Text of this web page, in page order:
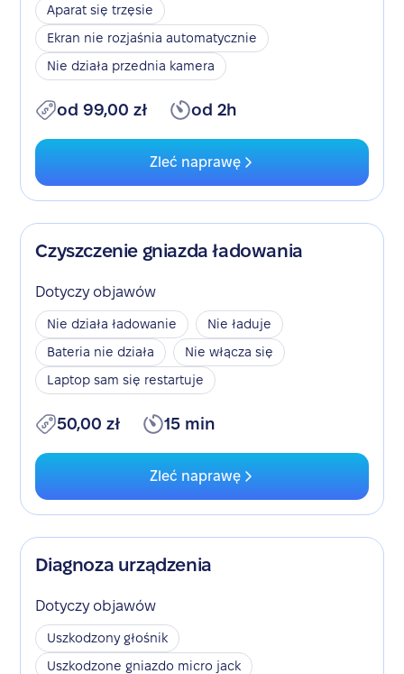
Aparat się trzęsie
Ekran nie rozjaśnia automatycznie
Nie działa przednia kamera
od 99,00 zł od 2h
Zleć naprawę
Czyszczenie gniazda ładowania
Dotyczy objawów
Nie działa ładowanie
Nie ładuje
Bateria nie działa
Nie włącza się
Laptop sam się restartuje
50,00 zł 15 min
Zleć naprawę
Diagnoza urządzenia
Dotyczy objawów
Uszkodzony głośnik
Uszkodzone gniazdo micro jack